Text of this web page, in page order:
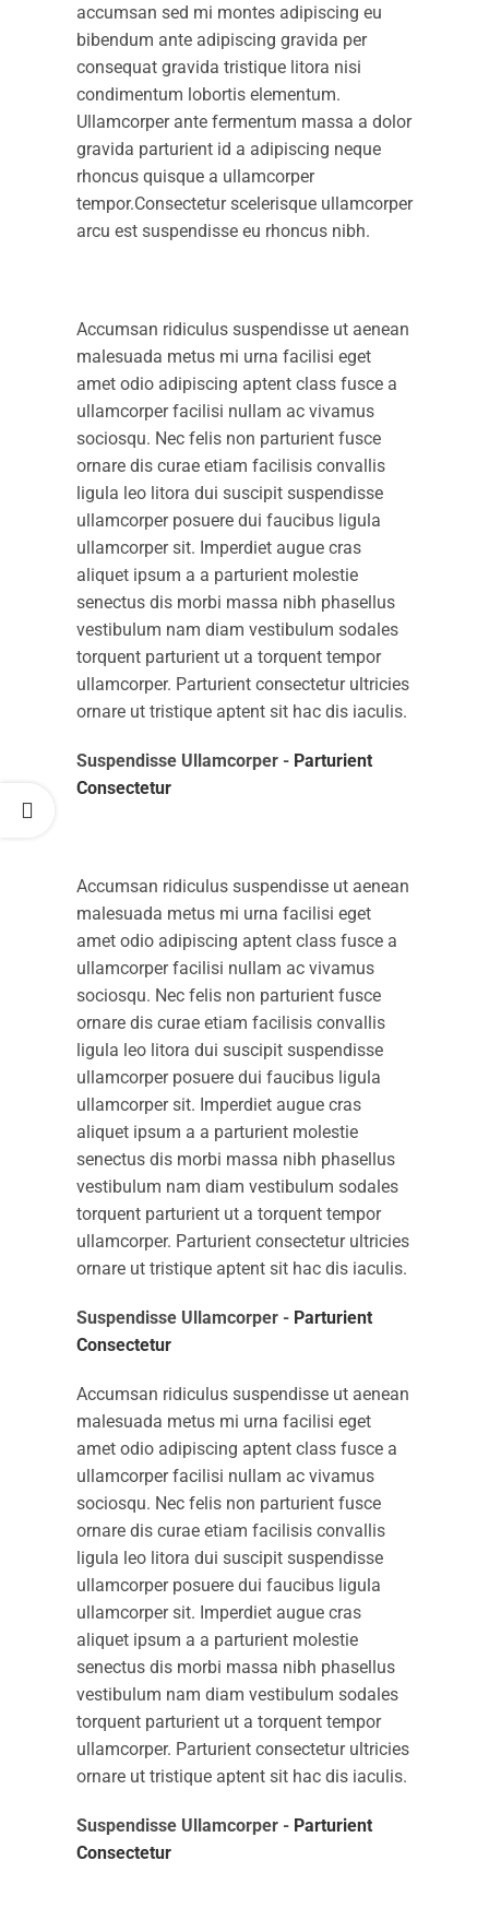
accumsan sed mi montes adipiscing eu
bibendum ante adipiscing gravida per
consequat gravida tristique litora nisi
condimentum lobortis elementum.
Ullamcorper ante fermentum massa a dolor
gravida parturient id a adipiscing neque
rhoncus quisque a ullamcorper
tempor.Consectetur scelerisque ullamcorper
arcu est suspendisse eu rhoncus nibh.
Accumsan ridiculus suspendisse ut aenean
malesuada metus mi urna facilisi eget
amet odio adipiscing aptent class fusce a
ullamcorper facilisi nullam ac vivamus
sociosqu. Nec felis non parturient fusce
ornare dis curae etiam facilisis convallis
ligula leo litora dui suscipit suspendisse
ullamcorper posuere dui faucibus ligula
ullamcorper sit. Imperdiet augue cras
aliquet ipsum a a parturient molestie
senectus dis morbi massa nibh phasellus
vestibulum nam diam vestibulum sodales
torquent parturient ut a torquent tempor
ullamcorper. Parturient consectetur ultricies
ornare ut tristique aptent sit hac dis iaculis.
Suspendisse Ullamcorper - Parturient
Consectetur
Accumsan ridiculus suspendisse ut aenean
malesuada metus mi urna facilisi eget
amet odio adipiscing aptent class fusce a
ullamcorper facilisi nullam ac vivamus
sociosqu. Nec felis non parturient fusce
ornare dis curae etiam facilisis convallis
ligula leo litora dui suscipit suspendisse
ullamcorper posuere dui faucibus ligula
ullamcorper sit. Imperdiet augue cras
aliquet ipsum a a parturient molestie
senectus dis morbi massa nibh phasellus
vestibulum nam diam vestibulum sodales
torquent parturient ut a torquent tempor
ullamcorper. Parturient consectetur ultricies
ornare ut tristique aptent sit hac dis iaculis.
Suspendisse Ullamcorper - Parturient
Consectetur
Accumsan ridiculus suspendisse ut aenean
malesuada metus mi urna facilisi eget
amet odio adipiscing aptent class fusce a
ullamcorper facilisi nullam ac vivamus
sociosqu. Nec felis non parturient fusce
ornare dis curae etiam facilisis convallis
ligula leo litora dui suscipit suspendisse
ullamcorper posuere dui faucibus ligula
ullamcorper sit. Imperdiet augue cras
aliquet ipsum a a parturient molestie
senectus dis morbi massa nibh phasellus
vestibulum nam diam vestibulum sodales
torquent parturient ut a torquent tempor
ullamcorper. Parturient consectetur ultricies
ornare ut tristique aptent sit hac dis iaculis.
Suspendisse Ullamcorper - Parturient
Consectetur